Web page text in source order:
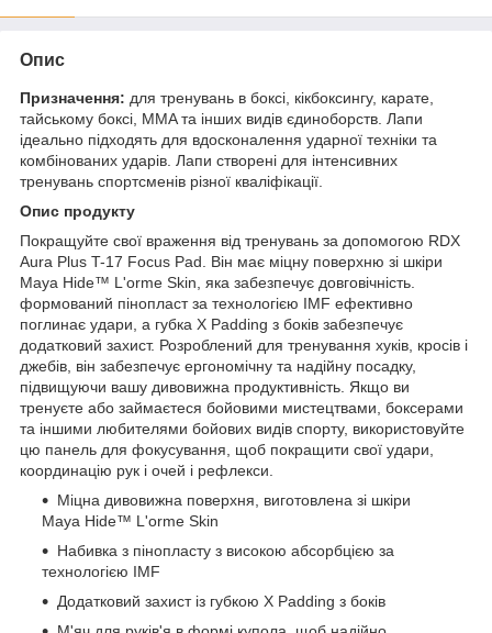
Опис
Призначення: для тренувань в боксі, кікбоксингу, карате,
тайському боксі, MMA та інших видів єдиноборств. Лапи
ідеально підходять для вдосконалення ударної техніки та
комбінованих ударів. Лапи створені для інтенсивних
тренувань спортсменів різної кваліфікації.
Опис продукту
Покращуйте свої враження від тренувань за допомогою RDX
Aura Plus T-17 Focus Pad. Він має міцну поверхню зі шкіри
Maya Hide™ L'orme Skin, яка забезпечує довговічність.
формований пінопласт за технологією IMF ефективно
поглинає удари, а губка X Padding з боків забезпечує
додатковий захист. Розроблений для тренування хуків, кросів і
джебів, він забезпечує ергономічну та надійну посадку,
підвищуючи вашу дивовижна продуктивність. Якщо ви
тренуєте або займаєтеся бойовими мистецтвами, боксерами
та іншими любителями бойових видів спорту, використовуйте
цю панель для фокусування, щоб покращити свої удари,
координацію рук і очей і рефлекси.
Міцна дивовижна поверхня, виготовлена зі шкіри
Maya Hide™ L'orme Skin
Набивка з пінопласту з високою абсорбцією за
технологією IMF
Додатковий захист із губкою X Padding з боків